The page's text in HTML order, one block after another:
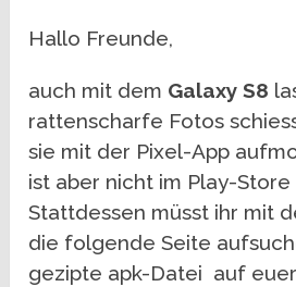
Hallo Freunde,
auch mit dem Galaxy S8
rattenscharfe Fotos
sie mit der Pixel-App
ist aber nicht im Play-
Stattdessen müsst ihr mit
die folgende Seite
gezipte apk-Datei auf